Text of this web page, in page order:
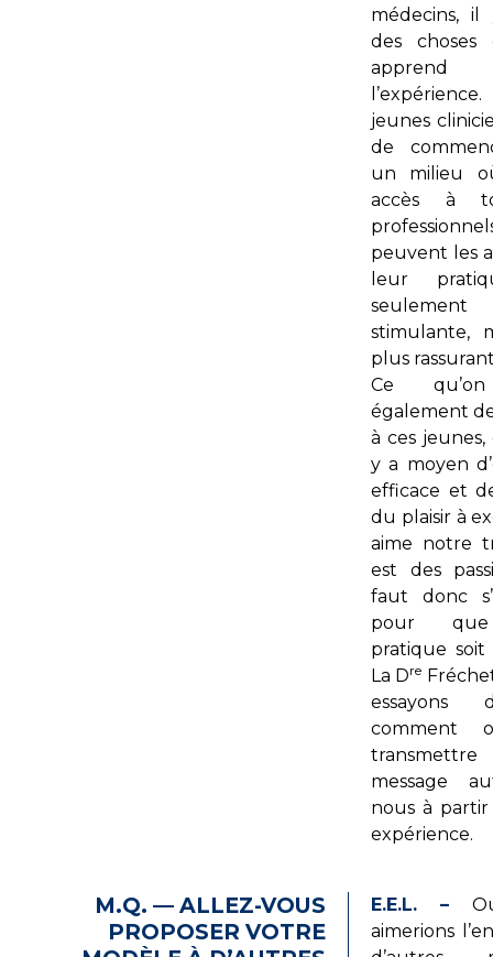
médecins,
des choses
jeunes
de
un milieu
accès à
peuvent les
leur
stimulante,
plus
Ce
également
à ces jeunes,
y a moyen
efficace et
du plaisir à
aime notre
est des
faut donc
pour
pratique soit
La Dre
essayons
comment
message
nous à
expérience.
M.Q. — ALLEZ-VOUS
PROPOSER VOTRE
E.E.L. –
aimerions